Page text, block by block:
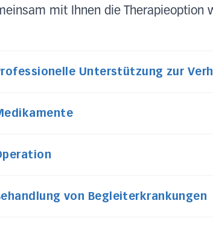
mit Ihnen die Therapieoption
Professionelle
Behandlung von Begleiterkrankungen